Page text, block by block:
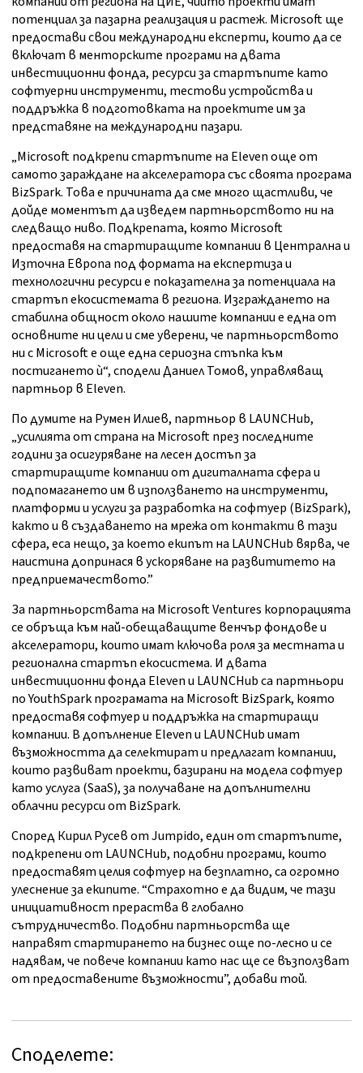
потенциал за пазарна реализация и растеж. Microsoft ще
предостави свои международни експерти, които да се
включат в менторските програми на двата
инвестиционни фонда, ресурси за стартъпите като
софтуерни инструменти, тестови устройства и
поддръжка в подготовката на проектите им за
представяне на международни пазари.
„Microsoft подкрепи стартъпите на Eleven oще от
самото зараждане на акселератора със своята програма
BizSpark. Това е причината да сме много щастливи, че
дойде моментът да изведем партньорството ни на
следващо ниво. Подкрепата, която Microsoft
предоставя на стартиращите компании в Централна и
Източна Европа под формата на експертиза и
технологични ресурси е показателна за потенциала на
стартъп екосистемата в региона. Изграждането на
стабилна общност около нашите компании е една от
основните ни цели и сме уверени, че партньорството
ни с Microsoft е още една сериозна стъпка към
постигането ѝ“, сподели Даниел Томов, управляващ
партньор в Eleven.
По думите на Румен Илиев, партньор в LAUNCHub,
„усилията от страна на Microsoft през последните
години за осигуряване на лесен достъп за
стартиращите компании от дигиталната сфера и
подпомагането им в използването на инструменти,
платформи и услуги за разработка на софтуер (BizSpark),
както и в създаването на мрежа от контакти в тази
сфера, еса нещо, за което екипът на LAUNCHub вярва, че
наистина допринася в ускоряване на развититето на
предприемачеството.”
За партньорствата на Microsoft Ventures корпорацията
се обръща към най-обещаващите венчър фондове и
акселератори, които имат ключова роля за местната и
регионална стартъп екосистема. И двата
инвестиционни фонда Eleven и LAUNCHub са партньори
по YouthSpark програмата на Microsoft BizSpark, която
предоставя софтуер и поддръжка на стартиращи
компании. В допълнение Eleven и LAUNCHub имат
възможността да селектират и предлагат компании,
които развиват проекти, базирани на модела софтуер
като услуга (SaaS), за получаване на допълнителни
облачни ресурси от BizSpark.
Според Кирил Русев от Jumpido, един от стартъпите,
подкрепени от LAUNCHub, подобни програми, които
предоставят целия софтуер на безплатно, са огромно
улеснение за екипите. “Страхотно е да видим, че тази
инициативност прераства в глобално
сътрудничество. Подобни партньорства ще
направят стартирането на бизнес още по-лесно и се
надявам, че повече компании като нас ще се възползват
от предоставените възможности”, добави той.
Споделете: